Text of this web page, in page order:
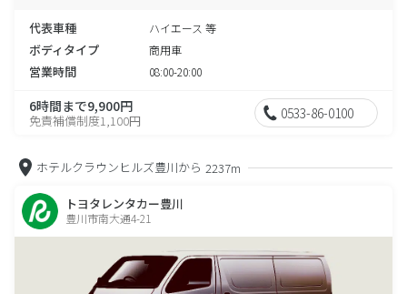
代表車種 ハイエース 等
ボディタイプ 商用車
営業時間 08:00-20:00
6時間まで9,900円
免責補償制度1,100円 0533-86-0100
ホテルクラウンヒルズ豊川から 2237m
トヨタレンタカー豊川
豊川市南大通4-21